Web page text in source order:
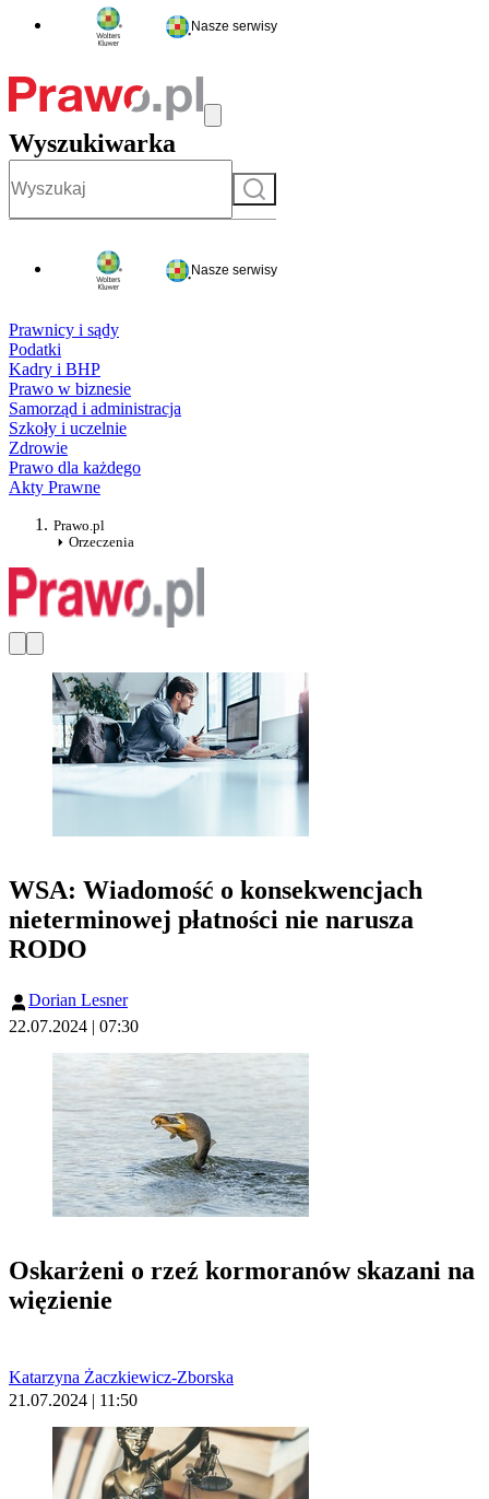
Nasze serwisy
Wyszukiwarka
Szukaj
Nasze serwisy
Prawnicy i sądy
Podatki
Kadry i BHP
Prawo w biznesie
Samorząd i administracja
Szkoły i uczelnie
Zdrowie
Prawo dla każdego
Akty Prawne
Prawo.pl
Orzeczenia
WSA: Wiadomość o konsekwencjach
nieterminowej płatności nie narusza
RODO
Dorian Lesner
22.07.2024 | 07:30
Oskarżeni o rzeź kormoranów skazani na
więzienie
Katarzyna Żaczkiewicz-Zborska
21.07.2024 | 11:50